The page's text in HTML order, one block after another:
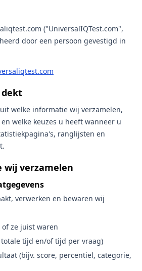
("UniversalIQTest.com",
door een persoon gevestigd in
dekt
welke informatie wij verzamelen,
welke keuzes u heeft wanneer u
ranglijsten en
wij verzamelen
verwerken en bewaren wij
ze juist waren
tijd en/of tijd per vraag)
(bijv. score, percentiel, categorie,